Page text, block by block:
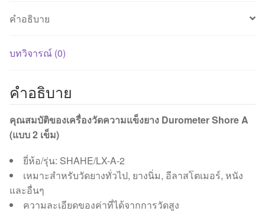
2
ชิ้น
คำอธิบาย
บทวิจารณ์ (0)
คำอธิบาย
คุณสมบัติของเครื่องวัดความแข็งยาง Durometer Shore A
(แบบ 2 เข็ม)
ยี่ห้อ/รุ่น: SHAHE/LX-A-2
เหมาะสำหรับวัดยางทั่วไป, ยางนิ่ม, อีลาสโตเมอร์, หนัง
และอื่นๆ
ความละเอียดของค่าที่ได้จากการวัดสูง